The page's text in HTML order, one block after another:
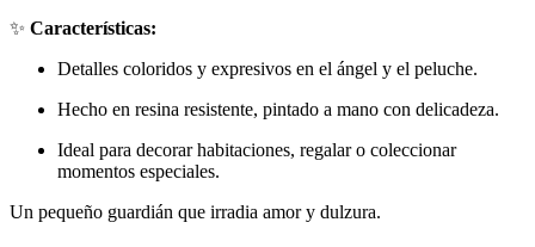
✨ Características:
Detalles coloridos y expresivos en el ángel y el peluche.
Hecho en resina resistente, pintado a mano con delicadeza.
Ideal para decorar habitaciones, regalar o coleccionar
momentos especiales.
Un pequeño guardián que irradia amor y dulzura.